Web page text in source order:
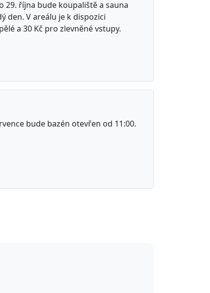
29. října bude koupaliště a sauna
den. V areálu je k dispozici
a 30 Kč pro zlevněné vstupy.
bude bazén otevřen od 11:00.